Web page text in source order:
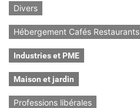
Divers
Hébergement Cafés Restaurants
Industries et PME
Maison et jardin
Professions libérales